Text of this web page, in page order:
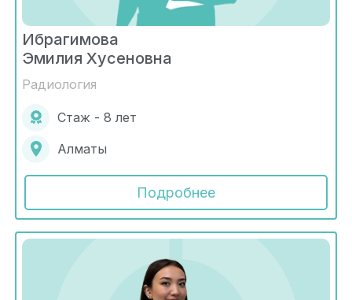
Ибрагимова
Эмилия Хусеновна
Радиология
Стаж - 8 лет
Алматы
Подробнее